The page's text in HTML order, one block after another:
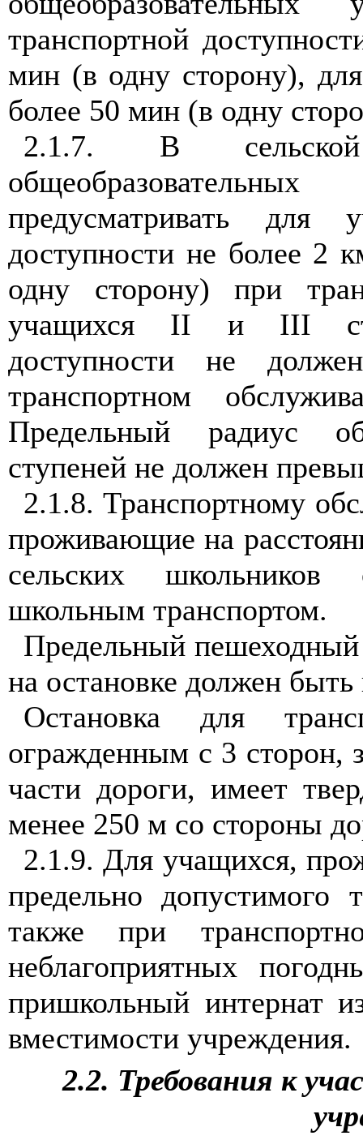
транспортной
мин (в одну сторону),
более 50 мин (в одну
2.1.7. В сельской
предусматривать
доступности не более 2
одну сторону) при
учащихся II и III
доступности не
транспортном
Предельный радиус
ступеней не должен
2.1.8. Транспортному
проживающие на
сельских школьников
школьным транспортом.
Предельный
на остановке должен
Остановка для
огражденным с 3 сторон,
части дороги, имеет
менее 250 м со стороны
2.1.9. Для учащихся,
предельно допустимого
также при
неблагоприятных
пришкольный интернат
вместимости учреждения.
2.2. Требования к